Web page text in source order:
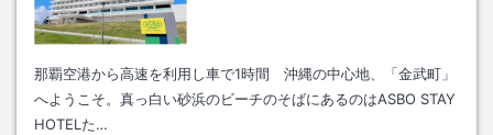
那覇空港から高速を利用し車で1時間 沖縄の中心地、「金武町」
へようこそ。真っ白い砂浜のビーチのそばにあるのはASBO STAY
HOTELた…